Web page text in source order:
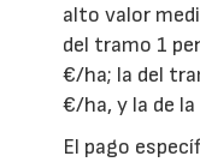
alto valor
del tramo 1
€/ha; la del
€/ha, y la de
El pago